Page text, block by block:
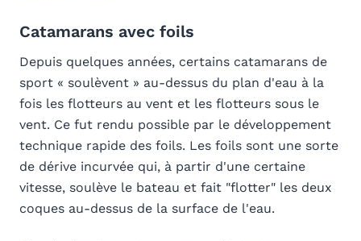
Catamarans avec foils
Depuis quelques années, certains catamarans de
sport « soulèvent » au-dessus du plan d'eau à la
fois les flotteurs au vent et les flotteurs sous le
vent. Ce fut rendu possible par le développement
technique rapide des foils. Les foils sont une sorte
de dérive incurvée qui, à partir d'une certaine
vitesse, soulève le bateau et fait "flotter" les deux
coques au-dessus de la surface de l'eau.